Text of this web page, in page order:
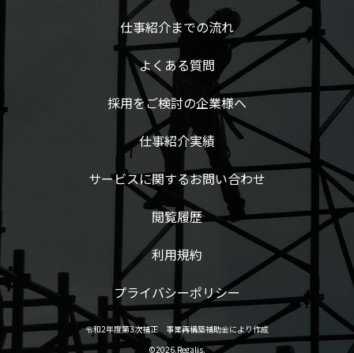
仕事紹介までの流れ
よくある質問
採用をご検討の企業様へ
仕事紹介実績
サービスに関するお問い合わせ
閲覧履歴
利用規約
プライバシーポリシー
令和2年度第3次補正 事業再構築補助金により作成
©2026.Regalis.